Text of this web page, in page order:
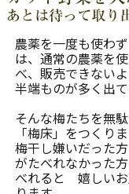
農薬を一度も使わ
は、通常の農薬を
べ、販売できない
半端ものが多く出て
そんな梅たちを無
「梅床」をつくりま
梅干し嫌いだった
がたべれなかった
べれると 嬉しいお